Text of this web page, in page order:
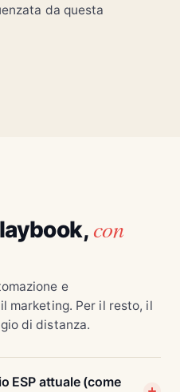
da questa
con
e
marketing. Per il resto, il
di distanza.
ESP attuale (come